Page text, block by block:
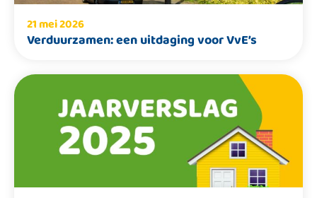
21 mei 2026
Verduurzamen: een uitdaging voor VvE’s